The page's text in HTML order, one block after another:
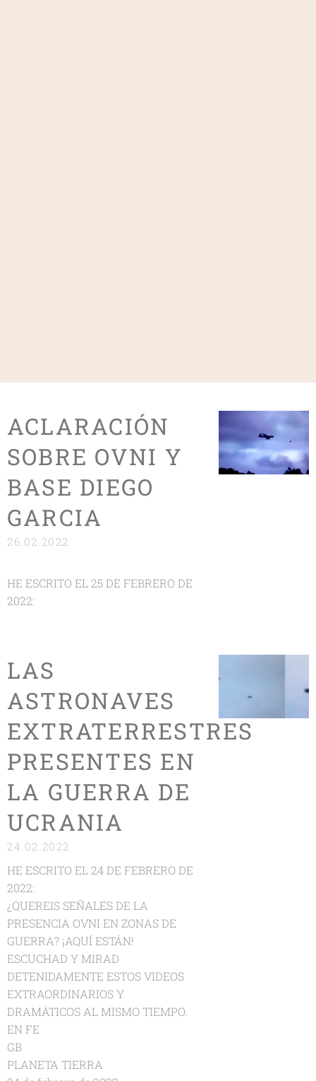
ACLARACIÓN
SOBRE OVNI Y
BASE DIEGO
GARCIA
26.02.2022
HE ESCRITO EL 25 DE FEBRERO DE
2022:
LAS
ASTRONAVES
EXTRATERRESTRES
PRESENTES EN
LA GUERRA DE
UCRANIA
24.02.2022
HE ESCRITO EL 24 DE FEBRERO DE
2022:
¿QUEREIS SEÑALES DE LA
PRESENCIA OVNI EN ZONAS DE
GUERRA? ¡AQUÍ ESTÁN!
ESCUCHAD Y MIRAD
DETENIDAMENTE ESTOS VIDEOS
EXTRAORDINARIOS Y
DRAMÁTICOS AL MISMO TIEMPO.
EN FE
GB
PLANETA TIERRA